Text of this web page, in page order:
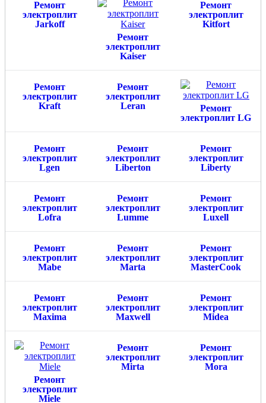
Ремонт
электроплит
Jarkoff
Ремонт
электроплит
Kaiser
Ремонт
электроплит
Kitfort
Ремонт
электроплит
Kraft
Ремонт
электроплит
Leran
Ремонт
электроплит LG
Ремонт
электроплит
Lgen
Ремонт
электроплит
Liberton
Ремонт
электроплит
Liberty
Ремонт
электроплит
Lofra
Ремонт
электроплит
Lumme
Ремонт
электроплит
Luxell
Ремонт
электроплит
Mabe
Ремонт
электроплит
Marta
Ремонт
электроплит
MasterCook
Ремонт
электроплит
Maxima
Ремонт
электроплит
Maxwell
Ремонт
электроплит
Midea
Ремонт
электроплит
Miele
Ремонт
электроплит
Mirta
Ремонт
электроплит
Mora